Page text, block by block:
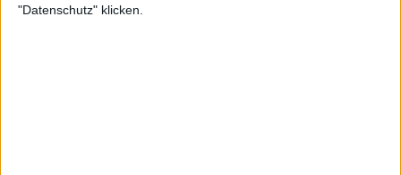
"Datenschutz" klicken.